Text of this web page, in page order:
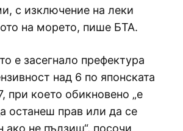
с изключение на леки
на морето, пише БТА.
е засегнало префектура
над 6 по японската
при което обикновено „е
останеш прав или да се
не пълзиш“, посочи